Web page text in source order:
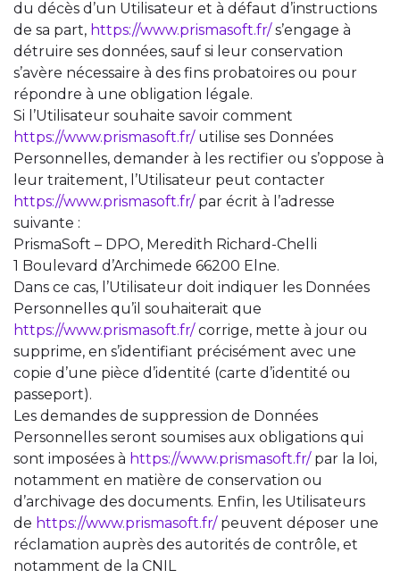
du décès d’un Utilisateur et à défaut d’instructions
de sa part, https://www.prismasoft.fr/s’engage à
détruire ses données, sauf si leur conservation
s’avère nécessaire à des fins probatoires ou pour
répondre à une obligation légale.
Si l’Utilisateur souhaite savoir comment
https://www.prismasoft.fr/utilise ses Données
Personnelles, demander à les rectifier ou s’oppose à
leur traitement, l’Utilisateur peut contacter
https://www.prismasoft.fr/par écrit à l’adresse
suivante :
PrismaSoft – DPO, Meredith Richard-Chelli
1 Boulevard d’Archimede 66200 Elne.
Dans ce cas, l’Utilisateur doit indiquer les Données
Personnelles qu’il souhaiterait que
https://www.prismasoft.fr/corrige, mette à jour ou
supprime, en s’identifiant précisément avec une
copie d’une pièce d’identité (carte d’identité ou
passeport).
Les demandes de suppression de Données
Personnelles seront soumises aux obligations qui
sont imposées à https://www.prismasoft.fr/par la loi,
notamment en matière de conservation ou
d’archivage des documents. Enfin, les Utilisateurs
de https://www.prismasoft.fr/peuvent déposer une
réclamation auprès des autorités de contrôle, et
notamment de la CNIL